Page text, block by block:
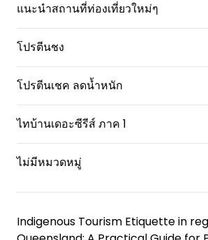
แนะนำสถานที่ท่องเที่ยวใหม่ๆ
โปรตีนชง
โปรตีนเชค ลดน้ำหนัก
ไทบ้านเดอะซีรีส์ ภาค 1
ไม่มีหมวดหมู่
Indigenous Tourism Etiquette in